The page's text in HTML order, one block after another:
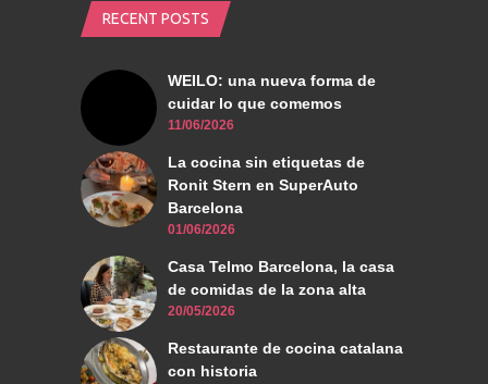
RECENT POSTS
WEILO: una nueva forma de
cuidar lo que comemos
11/06/2026
La cocina sin etiquetas de
Ronit Stern en SuperAuto
Barcelona
01/06/2026
Casa Telmo Barcelona, la casa
de comidas de la zona alta
20/05/2026
Restaurante de cocina catalana
con historia